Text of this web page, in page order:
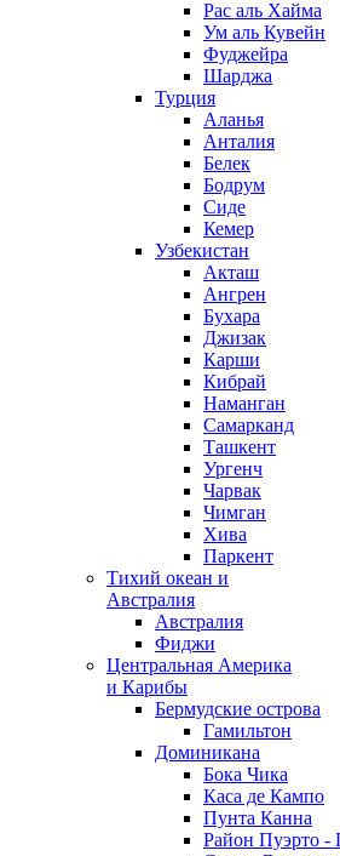
Рас аль Хайма
Ум аль Кувейн
Фуджейра
Шарджа
Турция
Аланья
Анталия
Белек
Бодрум
Сиде
Кемер
Узбекистан
Акташ
Ангрен
Бухара
Джизак
Карши
Кибрай
Наманган
Самарканд
Ташкент
Ургенч
Чарвак
Чимган
Хива
Паркент
Тихий океан и
Австралия
Австралия
Фиджи
Центральная Америка
и Карибы
Бермудские острова
Гамильтон
Доминикана
Бока Чика
Каса де Кампо
Пунта Канна
Район Пуэрто -